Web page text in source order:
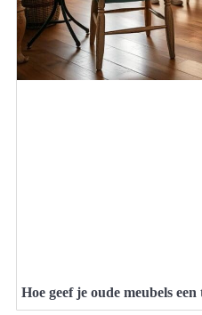
Hoe geef je oude meubels een